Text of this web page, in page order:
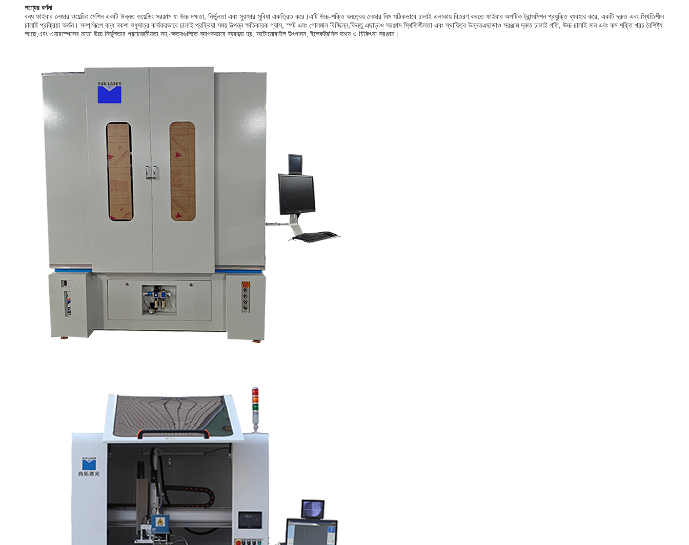
পণ্যের বর্ণনা
বন্ধ ফাইবার লেজার ওয়েল্ডিং মেশিন একটি উন্নত ওয়েল্ডিং সরঞ্জাম যা উচ্চ দক্ষতা, নির্ভুলতা এবং সুরক্ষার সুবিধা একত্রিত করে।এটি উচ্চ-শক্তি ঘনত্বের লেজার বিম সঠিকভাবে ঢালাই এলাকায় বিতরণ করতে ফাইবার অপটিক ট্রান্সমিশন প্রযুক্তি ব্যবহার করে, একটি দ্রুত এবং স্থিতিশীল
ঢালাই প্রক্রিয়া অর্জন। সম্পূর্ণরূপে বন্ধ নকশা শুধুমাত্র কার্যকরভাবে ঢালাই প্রক্রিয়া সময় উত্পন্ন ক্ষতিকারক গ্যাস, স্পট এবং গোলমাল বিচ্ছিন্ন,কিন্তু এছাড়াও সরঞ্জাম স্থিতিশীলতা এবং স্থায়িত্ব উন্নতএছাড়াও সরঞ্জাম দ্রুত ঢালাই গতি, উচ্চ ঢালাই মান এবং কম শক্তি খরচ বৈশিষ্ট্য
আছে,এবং এয়ারস্পেসের মতো উচ্চ নির্ভুলতার প্রয়োজনীয়তা সহ ক্ষেত্রগুলিতে ব্যাপকভাবে ব্যবহৃত হয়, অটোমোবাইল উৎপাদন, ইলেকট্রনিক তথ্য ও চিকিৎসা সরঞ্জাম।